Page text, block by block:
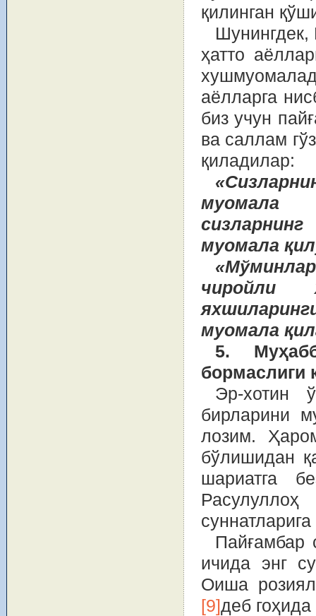
қилинган
Шунингдек,
ҳатто
аёлларга
биз учун
ва саллам
қиладилар:
муомала
муомала
чиройли
муомала
5.
бормаслиги
Эр-хотин
бирларини
лозим.
бўлишидан
шариатга
Пайғамбар
ичида энг
Оиша
[9]деб